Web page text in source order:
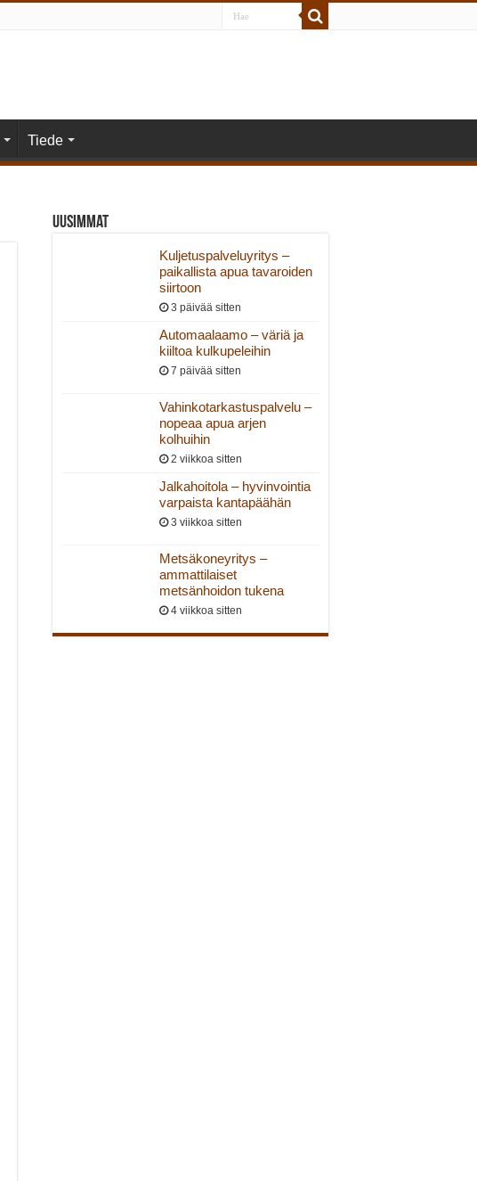
Tiede
Uusimmat
Kuljetuspalveluyritys –
paikallista apua tavaroiden
siirtoon
3 päivää sitten
Automaalaamo – väriä ja
kiiltoa kulkupeleihin
7 päivää sitten
Vahinkotarkastuspalvelu –
nopeaa apua arjen
kolhuihin
2 viikkoa sitten
Jalkahoitola – hyvinvointia
varpaista kantapäähän
3 viikkoa sitten
Metsäkoneyritys –
ammattilaiset
metsänhoidon tukena
4 viikkoa sitten